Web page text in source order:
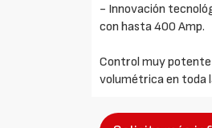
- Innovación
con hasta 400 Amp.
Control muy
volumétrica en toda